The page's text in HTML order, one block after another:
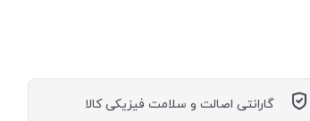
گارانتی اصالت و سلامت فیزیکی کالا